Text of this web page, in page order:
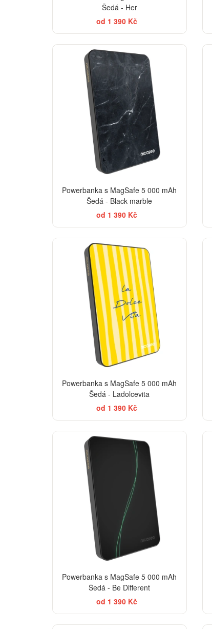
Šedá - Her
od 1 390 Kč
Powerbanka s MagSafe 5 000 mAh
Šedá - Black marble
od 1 390 Kč
Powerbanka s MagSafe 5 000 mAh
Šedá - Ladolcevita
od 1 390 Kč
Powerbanka s MagSafe 5 000 mAh
Šedá - Be Different
od 1 390 Kč